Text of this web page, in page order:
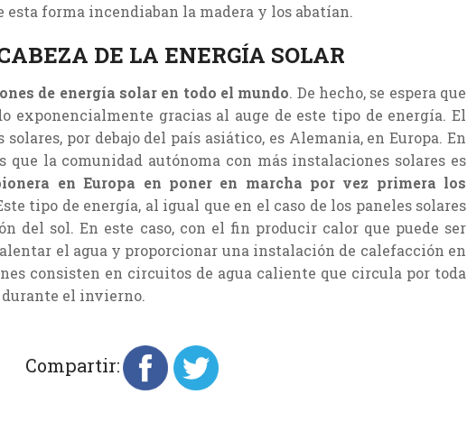
forma incendiaban la madera y los abatían.
DE LA ENERGÍA SOLAR
de energía solar en todo el mundo. De hecho, se espera que
exponencialmente gracias al auge de este tipo de energía. El
por debajo del país asiático, es Alemania, en Europa. En
que la comunidad autónoma con más instalaciones solares es
en Europa en poner en marcha por vez primera los
tipo de energía, al igual que en el caso de los paneles solares
del sol. En este caso, con el fin producir calor que puede ser
el agua y proporcionar una instalación de calefacción en
consisten en circuitos de agua caliente que circula por toda
el invierno.
Compartir: